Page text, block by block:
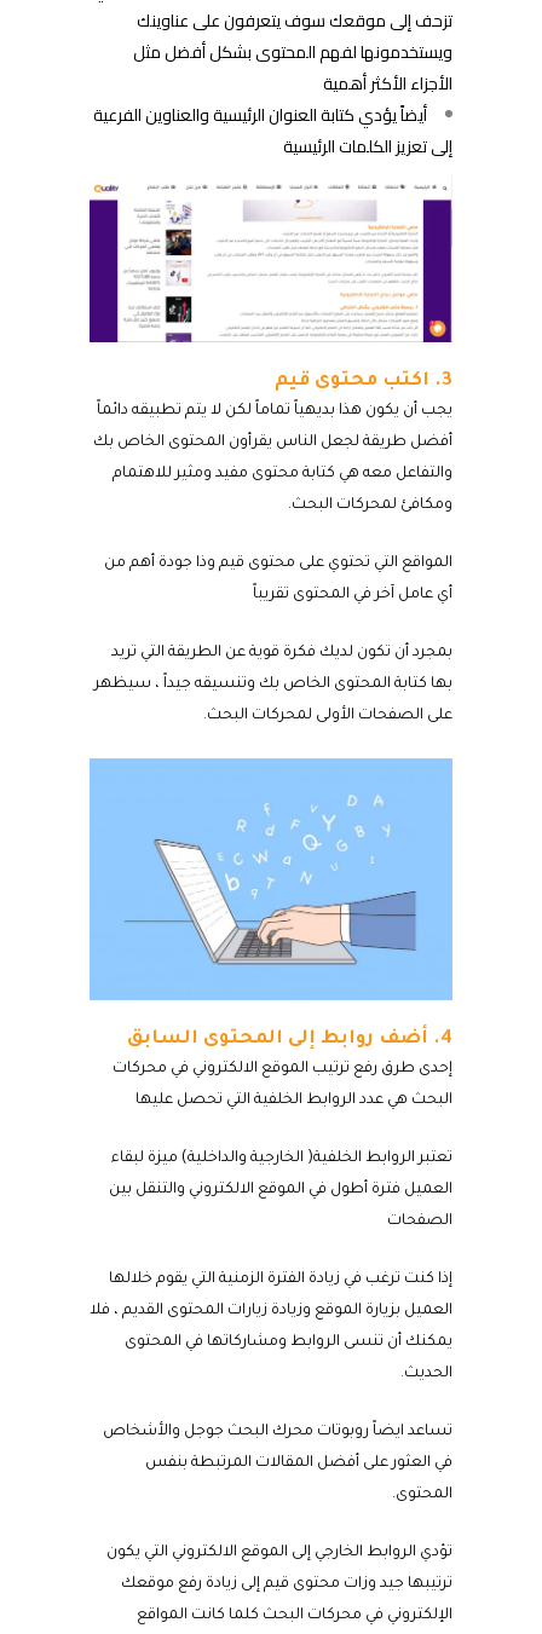
تزحف إلى موقعك سوف يتعرفون على عناوينك
ويستخدمونها لفهم المحتوى بشكل أفضل مثل
الأجزاء الأكثر أهمية
أيضاً يؤدي كتابة العنوان الرئيسية والعناوين الفرعية
إلى تعزيز الكلمات الرئيسية
3. اكتب محتوى قيم
يجب أن يكون هذا بديهياً تماماً لكن لا يتم تطبيقه دائماً
أفضل طريقة لجعل الناس يقرأون المحتوى الخاص بك
والتفاعل معه هي كتابة محتوى مفيد ومثير للاهتمام
ومكافئ لمحركات البحث.
المواقع التي تحتوي على محتوى قيم وذا جودة أهم من
أي عامل آخر في المحتوى تقريباً
بمجرد أن تكون لديك فكرة قوية عن الطريقة التي تريد
بها كتابة المحتوى الخاص بك وتنسيقه جيداً ، سيظهر
على الصفحات الأولى لمحركات البحث.
4. أضف روابط إلى المحتوى السابق
إحدى طرق رفع ترتيب الموقع الالكتروني في محركات
البحث هي عدد الروابط الخلفية التي تحصل عليها
تعتبر الروابط الخلفية( الخارجية والداخلية) ميزة لبقاء
العميل فترة أطول في الموقع الالكتروني والتنقل بين
الصفحات
إذا كنت ترغب في زيادة الفترة الزمنية التي يقوم خلالها
العميل بزيارة الموقع وزيادة زيارات المحتوى القديم ، فلا
يمكنك أن تنسى الروابط ومشاركاتها في المحتوى
الحديث.
تساعد ايضاً روبوتات محرك البحث جوجل والأشخاص
في العثور على أفضل المقالات المرتبطة بنفس
المحتوى.
تؤدي الروابط الخارجي إلى الموقع الالكتروني التي يكون
ترتيبها جيد وزات محتوى قيم إلى زيادة رفع موقعك
الإلكتروني في محركات البحث كلما كانت المواقع